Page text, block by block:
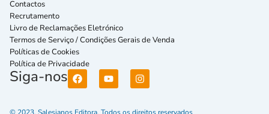
Contactos
Recrutamento
Livro de Reclamações Eletrónico
Termos de Serviço / Condições Gerais de Venda
Políticas de Cookies
Política de Privacidade
Siga-nos